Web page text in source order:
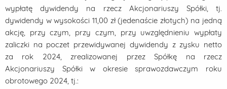
wypłatę dywidendy na rzecz Akcjonariuszy Spółki, tj.
dywidendy w wysokości 11,00 zł (jedenaście złotych) na jedną
akcję, przy czym, przy czym, przy uwzględnieniu wypłaty
zaliczki na poczet przewidywanej dywidendy z zysku netto
za rok 2024, zrealizowanej przez Spółkę na rzecz
Akcjonariuszy Spółki w okresie sprawozdawczym roku
obrotowego 2024, tj.: